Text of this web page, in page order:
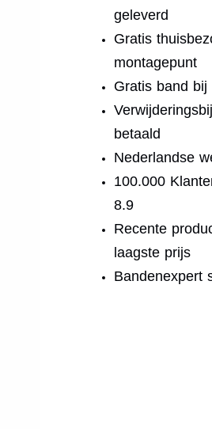
geleverd
Gratis
montagepunt
Gratis band bij
betaald
Nederlandse
100.000
8.9
Recente
laagste prijs
Bandenexpert